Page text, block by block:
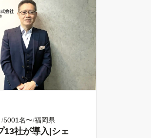
5001名〜 福岡県
13社が導入|シェ